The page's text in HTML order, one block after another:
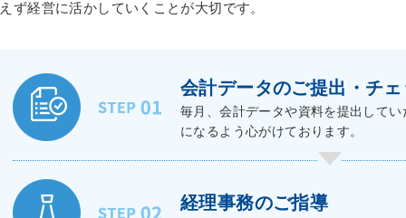
ず経営に活かしていくことが大切です。
会計データのご提出・チ
毎月、会計データや資料を提出して
になるよう心がけております。
経理事務のご指導